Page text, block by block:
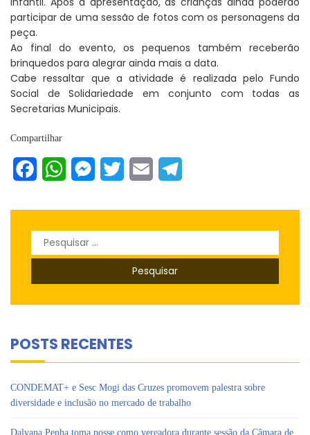
participar de uma sessão de fotos com os personagens da
peça.
Ao final do evento, os pequenos também receberão
brinquedos para alegrar ainda mais a data.
Cabe ressaltar que a atividade é realizada pelo Fundo
Social de Solidariedade em conjunto com todas as
Secretarias Municipais.
Compartilhar
FacebookWhatsAppMessenger
Twitter Email
Pesquisar
POSTS RECENTES
CONDEMAT+ e Sesc Mogi das Cruzes promovem palestra sobre
diversidade e inclusão no mercado de trabalho
Dalvana Penha toma posse como vereadora durante sessão da Câmara de